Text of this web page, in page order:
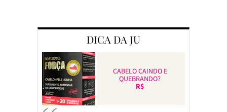
DICA DA JU
CABELO CAINDO E
QUEBRANDO?
R$